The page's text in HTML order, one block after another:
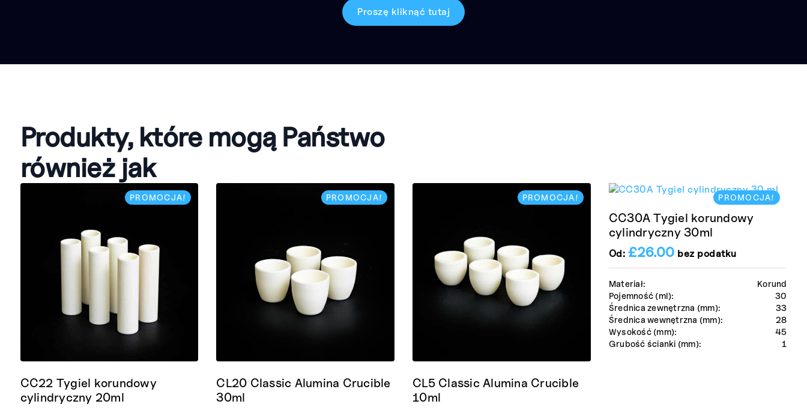
Proszę kliknąć tutaj
Produkty, które mogą Państwo
również jak
PROMOCJA!
CC22 Tygiel korundowy
cylindryczny 20ml
PROMOCJA!
CL20 Classic Alumina Crucible
30ml
PROMOCJA!
CL5 Classic Alumina Crucible
10ml
PROMOCJA!
Materiał:
Korund
Pojemność (ml):
30
Średnica zewnętrzna (mm):
33
Średnica wewnętrzna (mm):
28
Wysokość (mm):
45
Grubość ścianki (mm):
1
CC30A Tygiel korundowy
cylindryczny 30ml
Od: £26.00 bez podatku